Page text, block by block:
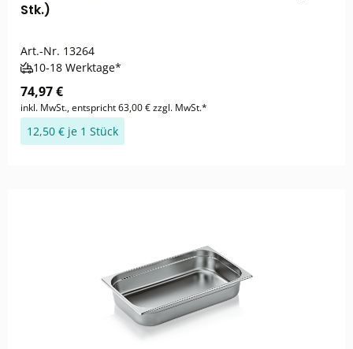
Stk.)
Art.-Nr. 13264
10-18 Werktage*
74,97 €
inkl. MwSt., entspricht 63,00 € zzgl. MwSt.*
12,50 € je 1 Stück